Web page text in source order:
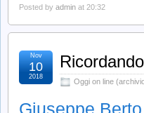
Posted by admin at 20:32
Oggi on line
Nov
10
2018
Giuseppe